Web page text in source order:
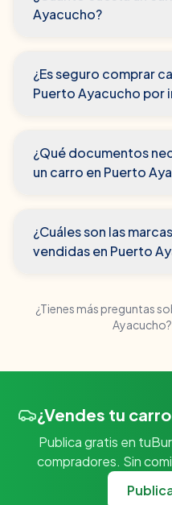
Ayacucho?
¿Es seguro comprar
Puerto Ayacucho por
¿Qué documentos
un carro en Puerto
¿Cuáles son las
vendidas en Puerto
¿Tienes más preguntas
Ayacucho?
¿Vendes tu
Publica gratis en
compradores. Sin